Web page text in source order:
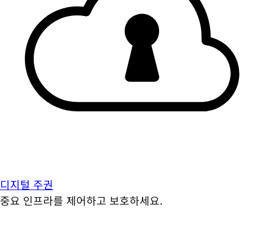
디지털 주권
중요 인프라를 제어하고 보호하세요.